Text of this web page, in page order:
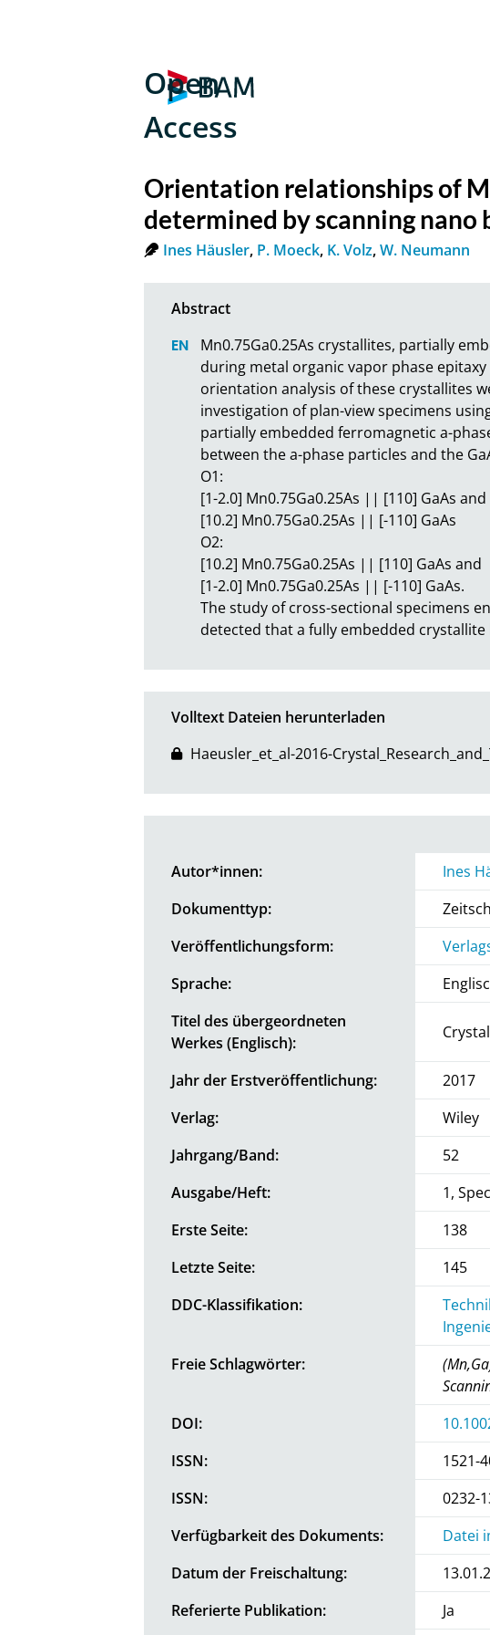
Open
Access
Orientation relationships of
determined by scanning
Ines Häusler, P. Moeck, K. Volz,W. Neumann
Mn0.75Ga0.25As crystallites, partially
during metal organic vapor phase epitaxy
orientation analysis of these crystallites
investigation of plan-view specimens
partially embedded ferromagnetic a-
between the a-phase particles and the
O1:
[1-2.0] Mn0.75Ga0.25As || [110] GaAs and
[10.2] Mn0.75Ga0.25As || [-110] GaAs
O2:
[10.2] Mn0.75Ga0.25As || [110] GaAs and
[1-2.0] Mn0.75Ga0.25As || [-110] GaAs.
The study of cross-sectional specimens
detected that a fully embedded crystallite
Volltext Dateien herunterladen
Haeusler_et_al-2016-
Autor*innen:
Ines
Dokumenttyp:
Veröffentlichungsform:
Sprache:
Titel des übergeordneten
Werkes (Englisch):
Jahr der Erstveröffentlichung:
2017
Verlag:
Wiley
Jahrgang/Band:
52
Ausgabe/Heft:
1,
Erste Seite:
138
Letzte Seite:
145
DDC-Klassifikation:
Freie Schlagwörter:
DOI:
ISSN:
1521-
ISSN:
0232-
Verfügbarkeit des Dokuments:
Datei
Datum der Freischaltung:
Referierte Publikation:
Ja